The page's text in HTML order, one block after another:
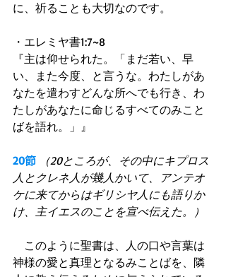
に、祈ることも大切なのです。
・エレミヤ書1:7~8
『主は仰せられた。「まだ若い、早
い、また今度、と言うな。わたしがあ
なたを遣わすどんな所へでも行き、わ
たしがあなたに命じるすべてのみこと
ばを語れ。」』
20節
（20ところが、その中にキプロス
人とクレネ人が幾人かいて、アンテオ
ケに来てからはギリシヤ人にも語りか
け、主イエスのことを宣べ伝えた。）
このように聖書は、人の口や言葉は
神様の愛と真理となるみことばを、隣